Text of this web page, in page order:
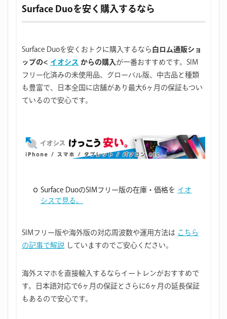
Surface Duoを安く購入するなら
Surface Duoを安くおトクに購入するなら 白ロム通販ショ
ップの< イオシス からの購入 が一番おすすめです。SIM
フリー化済みの未使用品、グローバル版、中古品と種類
も豊富で、日本全国に店舗があり最大6ヶ月の保証もつい
ているので安心です。
Surface DuoのSIMフリー版の在庫・価格を イオ
シスで見る。
SIMフリー版や海外版の対応周波数や運用方法は こちら
の記事で解説 していますのでご安心ください。
海外スマホを直接輸入するならイートレンがおすすめで
す。日本語対応で6ヶ月の保証とさらに6ヶ月の延長保証
もあるので安心です。